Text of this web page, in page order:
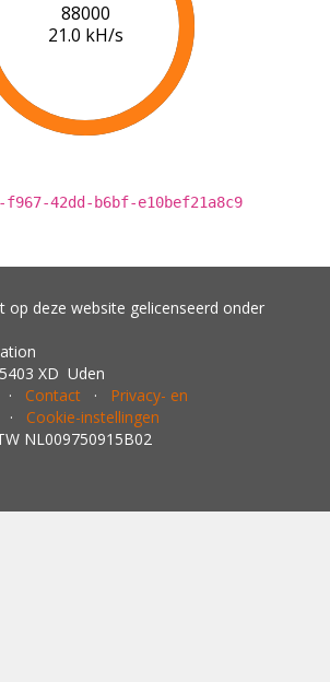
89000
21.0 kH/s
f967-42dd-b6bf-e10bef21a8c9
op deze website gelicenseerd onder
XD Uden
· Contact · Privacy- en
· Cookie-instellingen
NL009750915B02